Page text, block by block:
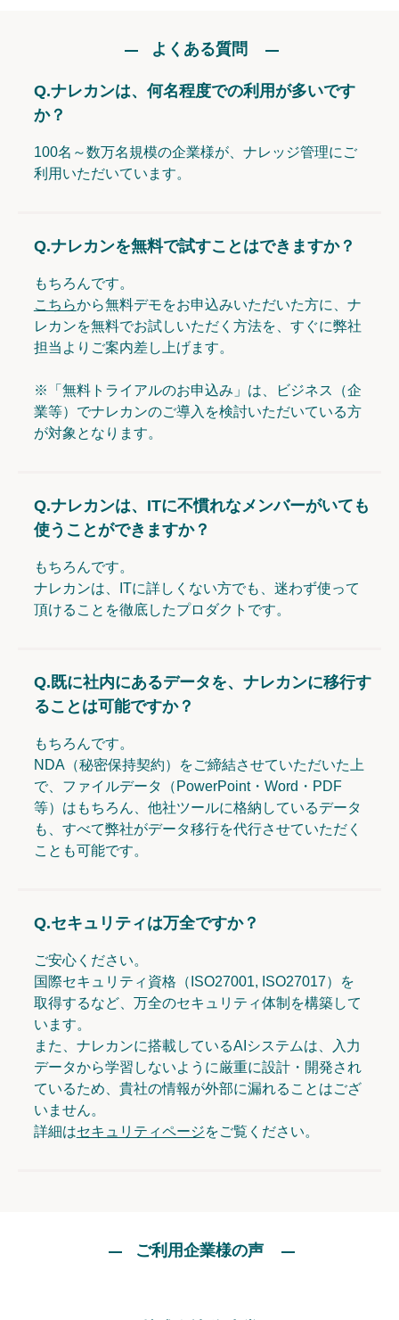
よくある質問
Q.ナレカンは、何名程度での利用が多いです
か？
100名～数万名規模の企業様が、ナレッジ管理にご
利用いただいています。
Q.ナレカンを無料で試すことはできますか？
もちろんです。
こちらから無料デモをお申込みいただいた方に、ナ
レカンを無料でお試しいただく方法を、すぐに弊社
担当よりご案内差し上げます。
※「無料トライアルのお申込み」は、ビジネス（企
業等）でナレカンのご導入を検討いただいている方
が対象となります。
Q.ナレカンは、ITに不慣れなメンバーがいても
使うことができますか？
もちろんです。
ナレカンは、ITに詳しくない方でも、迷わず使って
頂けることを徹底したプロダクトです。
Q.既に社内にあるデータを、ナレカンに移行す
ることは可能ですか？
もちろんです。
NDA（秘密保持契約）をご締結させていただいた上
で、ファイルデータ（PowerPoint・Word・PDF
等）はもちろん、他社ツールに格納しているデータ
も、すべて弊社がデータ移行を代行させていただく
ことも可能です。
Q.セキュリティは万全ですか？
ご安心ください。
国際セキュリティ資格（ISO27001, ISO27017）を
取得するなど、万全のセキュリティ体制を構築して
います。
また、ナレカンに搭載しているAIシステムは、入力
データから学習しないように厳重に設計・開発され
ているため、貴社の情報が外部に漏れることはござ
いません。
詳細はセキュリティページをご覧ください。
ご利用企業様の声